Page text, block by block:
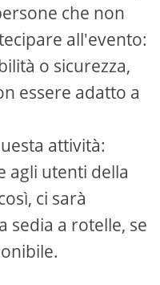
che non
all'evento:
o sicurezza,
essere adatto a
attività:
agli utenti della
ci sarà
sedia a rotelle, se